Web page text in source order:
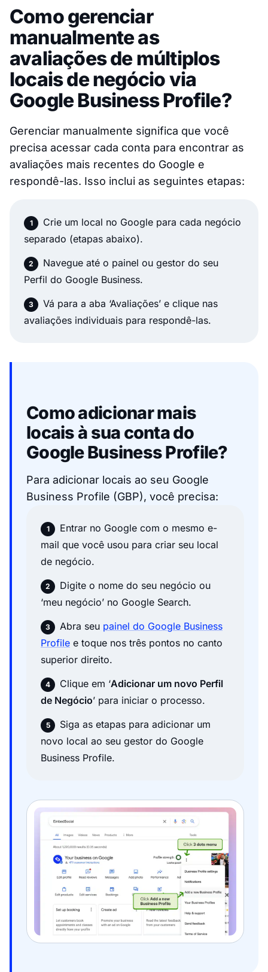
Como gerenciar
manualmente as
avaliações de múltiplos
locais de negócio via
Google Business Profile?
Gerenciar manualmente significa que você
precisa acessar cada conta para encontrar as
avaliações mais recentes do Google e
respondê-las. Isso inclui as seguintes etapas:
Crie um local no Google para cada negócio
separado (etapas abaixo).
Navegue até o painel ou gestor do seu
Perfil do Google Business.
Vá para a aba ‘Avaliações’ e clique nas
avaliações individuais para respondê-las.
Como adicionar mais
locais à sua conta do
Google Business Profile?
Para adicionar locais ao seu Google
Business Profile (GBP), você precisa:
Entrar no Google com o mesmo e-
mail que você usou para criar seu local
de negócio.
Digite o nome do seu negócio ou
‘meu negócio’ no Google Search.
Abra seu painel do Google Business
Profile e toque nos três pontos no canto
superior direito.
Clique em ‘Adicionar um novo Perfil
de Negócio’ para iniciar o processo.
Siga as etapas para adicionar um
novo local ao seu gestor do Google
Business Profile.